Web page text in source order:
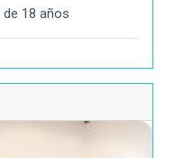
18 años